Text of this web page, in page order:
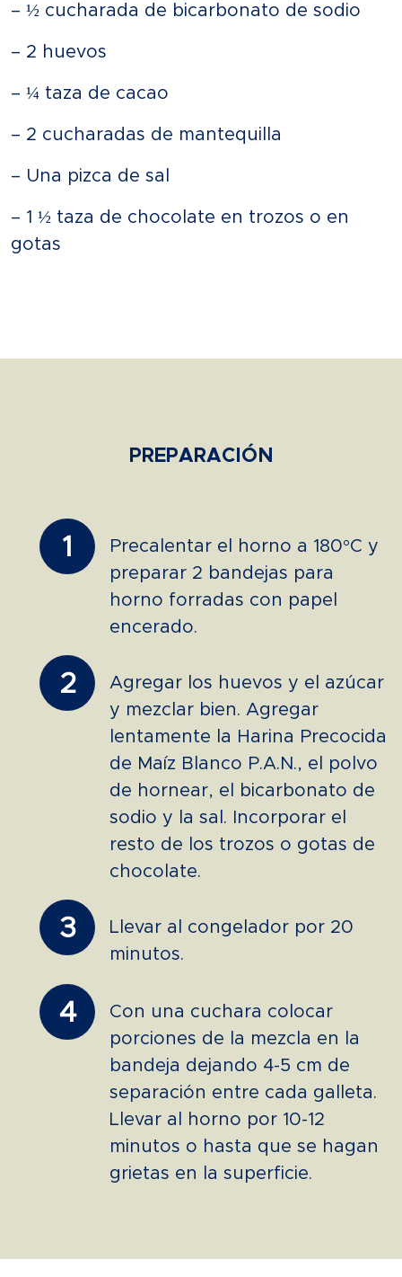
– ½ cucharada de bicarbonato de sodio
– 2 huevos
– ¼ taza de cacao
– 2 cucharadas de mantequilla
– Una pizca de sal
– 1 ½ taza de chocolate en trozos o en
gotas
PREPARACIÓN
1
Precalentar el horno a 180°C y
preparar 2 bandejas para
horno forradas con papel
encerado.
2
Agregar los huevos y el azúcar
y mezclar bien. Agregar
lentamente la Harina Precocida
de Maíz Blanco P.A.N., el polvo
de hornear, el bicarbonato de
sodio y la sal. Incorporar el
resto de los trozos o gotas de
chocolate.
3
Llevar al congelador por 20
minutos.
4
Con una cuchara colocar
porciones de la mezcla en la
bandeja dejando 4-5 cm de
separación entre cada galleta.
Llevar al horno por 10-12
minutos o hasta que se hagan
grietas en la superficie.